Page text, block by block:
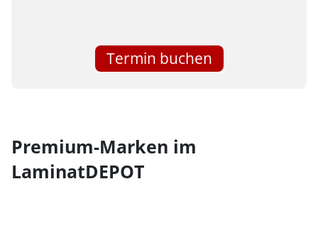
Termin buchen
Premium-Marken im
LaminatDEPOT